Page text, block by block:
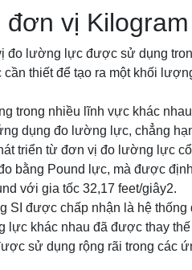
vị
đo lường lực được sử dụng
thiết để tạo ra một khối
trong nhiều lĩnh vực khác
dụng đo lường lực, chẳng
triển từ đơn vị đo lường lực
bằng Pound lực, mà được
với gia tốc 32,17 feet/giây2.
SI được chấp nhận là hệ
lực khác nhau đã được thay
sử dụng rộng rãi trong các